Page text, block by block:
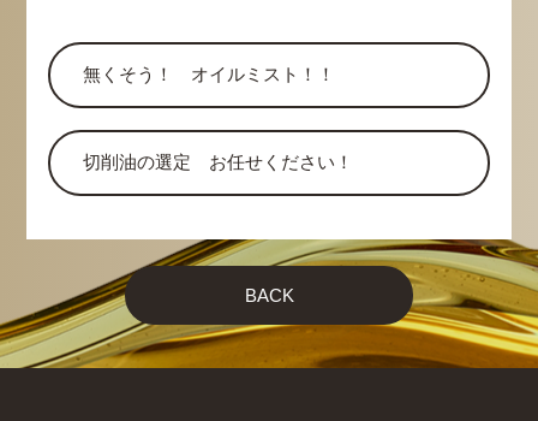
無くそう！ オイルミスト！！
切削油の選定 お任せください！
BACK